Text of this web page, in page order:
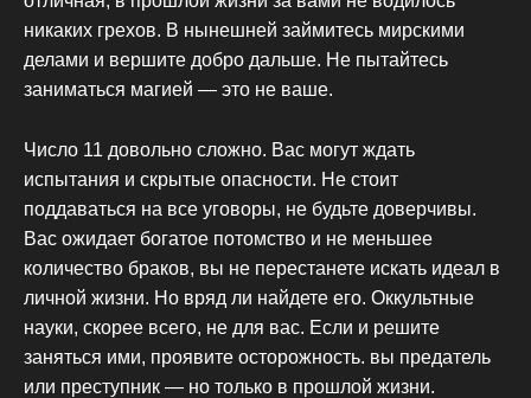
никаких грехов. В нынешней займитесь мирскими
делами и вершите добро дальше. Не пытайтесь
заниматься магией — это не ваше.
Число 11 довольно сложно. Вас могут ждать
испытания и скрытые опасности. Не стоит
поддаваться на все уговоры, не будьте доверчивы.
Вас ожидает богатое потомство и не меньшее
количество браков, вы не перестанете искать идеал в
личной жизни. Но вряд ли найдете его. Оккультные
науки, скорее всего, не для вас. Если и решите
заняться ими, проявите осторожность. вы предатель
или преступник — но только в прошлой жизни.